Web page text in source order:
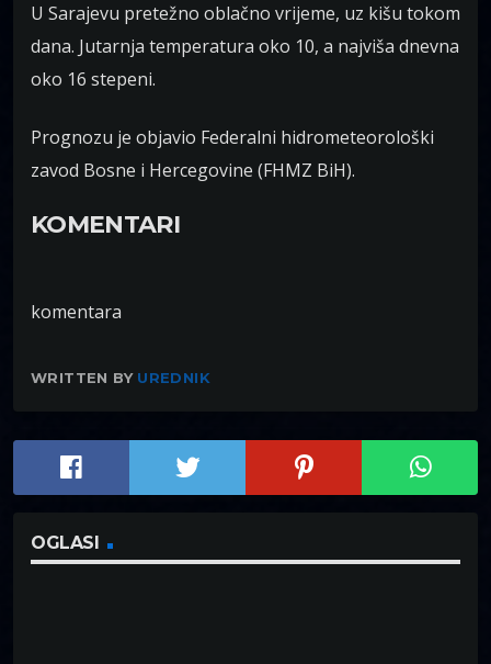
U Sarajevu pretežno oblačno vrijeme, uz kišu tokom
dana. Jutarnja temperatura oko 10, a najviša dnevna
oko 16 stepeni.
Prognozu je objavio Federalni hidrometeorološki
zavod Bosne i Hercegovine (FHMZ BiH).
KOMENTARI
komentara
WRITTEN BY UREDNIK
OGLASI